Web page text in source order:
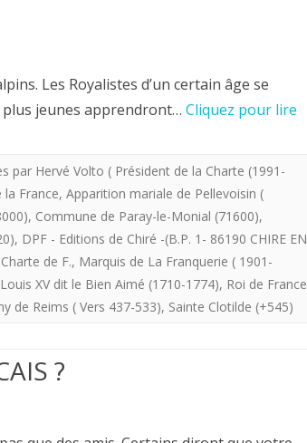
Les Royalistes d’un certain âge se
jeunes apprendront… Cliquez pour lire
par Hervé Volto ( Président de la Charte (1991-
la France, Apparition mariale de Pellevoisin (
, Commune de Paray-le-Monial (71600),
, DPF - Editions de Chiré -(B.P. 1- 86190 CHIRE EN
de F., Marquis de La Franquerie ( 1901-
XV dit le Bien Aimé (1710-1774), Roi de France
de Reims ( Vers 437-533), Sainte Clotilde (+545)
?